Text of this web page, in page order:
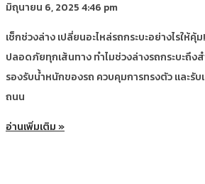
มิถุนายน 6, 20254:46 pm
เช็กช่วงล่าง เปลี่ยนอะไหล่รถกระบะอย่างไรให้คุ้
ปลอดภัยทุกเส้นทาง ทำไมช่วงล่างรถกระบะถึง
รองรับน้ำหนักของรถ ควบคุมการทรงตัว และรั
ถนน
อ่านเพิ่มเติม »